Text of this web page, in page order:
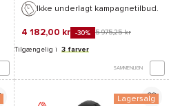
Ikke underlagt kampagnetilbud.
4 182,00 kr -30% 5 975,25 kr
Tilgængelig i 3 farver
SAMMENLIGN
Lagersalg